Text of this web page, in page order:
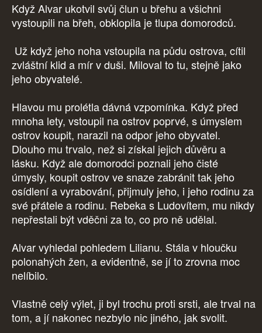
Když Alvar ukotvil svůj člun u břehu a všichni
vystoupili na břeh, obklopila je tlupa domorodců.
Už když jeho noha vstoupila na půdu ostrova, cítil
zvláštní klid a mír v duši. Miloval to tu, stejně jako
jeho obyvatelé.
Hlavou mu prolétla dávná vzpomínka. Když před
mnoha lety, vstoupil na ostrov poprvé, s úmyslem
ostrov koupit, narazil na odpor jeho obyvatel.
Dlouho mu trvalo, než si získal jejich důvěru a
lásku. Když ale domorodci poznali jeho čisté
úmysly, koupit ostrov ve snaze zabránit tak jeho
osídlení a vyrabování, přijmuly jeho, i jeho rodinu za
své přátele a rodinu. Rebeka s Ludovítem, mu nikdy
nepřestali být vděčni za to, co pro ně udělal.
Alvar vyhledal pohledem Lilianu. Stála v hloučku
polonahých žen, a evidentně, se jí to zrovna moc
nelíbilo.
Vlastně celý výlet, ji byl trochu proti srsti, ale trval na
tom, a jí nakonec nezbylo nic jiného, jak svolit.